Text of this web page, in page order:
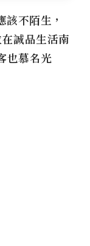
不陌生，
誠品生活南
也慕名光